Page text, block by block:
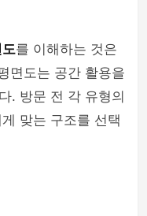
를 이해하는 것은
면도는 공간 활용을
. 방문 전 각 유형의
맞는 구조를 선택